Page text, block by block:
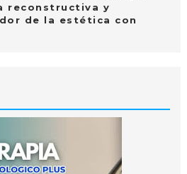
reconstructiva y
de la estética con